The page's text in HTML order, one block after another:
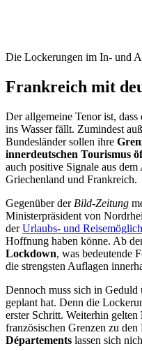
Die Lockerungen im In- und
Frankreich mit
Der allgemeine Tenor ist, dass
ins Wasser fällt. Zumindest
Bundesländer sollen ihre
innerdeutschen Tourismus
auch positive Signale aus
Griechenland und Frankreich.
Gegenüber der Bild-Zeitung
Ministerpräsident von
derUrlaubs- und
Hoffnung haben könne. Ab
Lockdown, was bedeutende
die strengsten Auflagen
Dennoch muss sich in Geduld
geplant hat. Denn die
erster Schritt. Weiterhin gelten
französischen Grenzen zu
Départements lassen sich